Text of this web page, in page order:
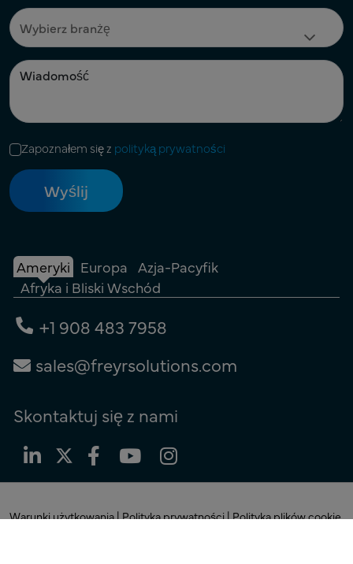
Zapoznałem się z polityką prywatności
Ameryki Europa Azja-Pacyfik
Afryka i Bliski Wschód
+1 908 483 7958
sales@freyrsolutions.com
Skontaktuj się z nami
Warunki użytkowania|Polityka prywatności|Polityka plików cookie